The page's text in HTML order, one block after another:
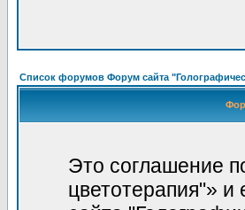
Список форумов Форум сайта
Это соглашение
цветотерапия"»